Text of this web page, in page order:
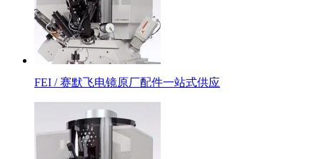
FEI / 赛默飞电镜原厂配件一站式供应